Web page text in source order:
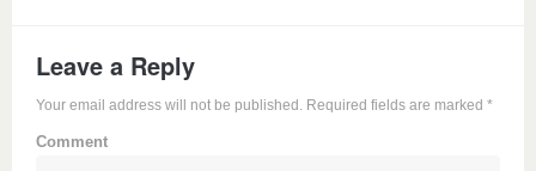
Leave a Reply
Your email address will not be published. Required fields are marked *
Comment